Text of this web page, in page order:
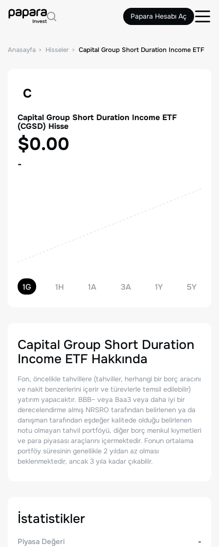
Papara Hesabı Aç
Anasayfa Hisseler Capital Group Short Duration Income ETF
C
Capital Group Short Duration Income ETF
(CGSD) Hisse
$0.00
-
1G 1H 1A 3A 1Y 5Y
Capital Group Short Duration
Income ETF Hakkında
Fon, öncelikle tahvillere (tahviller, herhangi bir borç aracını
ve nakit benzerlerini içerir ve türevlerle temsil edilebilir)
yatırım yapacaktır. BBB– veya Baa3 veya daha iyi bir
derecelendirme almış NRSRO tarafından belirlenen ya da
danışman tarafından eşdeğer kalitede olduğu belirlenen
notu olmayan tahvil portföyü, diğer borç menkul kıymetleri
ve para piyasası araçlarını içermektedir. Fonun ortalama
portföy süresinin genellikle 2 yıldan az olması
beklenmektedir, ancak 3 yıla kadar çıkabilir.
İstatistikler
Piyasa Değeri
-